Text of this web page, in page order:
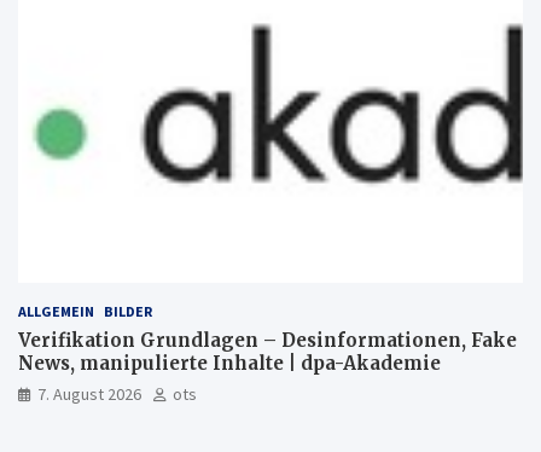
ALLGEMEIN BILDER
Verifikation Grundlagen – Desinformationen, Fake
News, manipulierte Inhalte | dpa-Akademie
7. August 2026 ots